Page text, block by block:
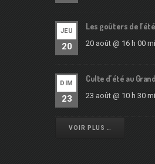
JEU
20
Les goûters de l’été
20 août @ 16 h 00
DIM
23
Culte d’été au
23 août @ 10 h 30
VOIR PLUS …